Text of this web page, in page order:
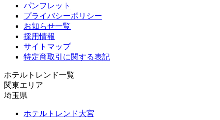
パンフレット
プライバシーポリシー
お知らせ一覧
採用情報
サイトマップ
特定商取引に関する表記
ホテルトレンド一覧
関東エリア
埼玉県
ホテルトレンド大宮